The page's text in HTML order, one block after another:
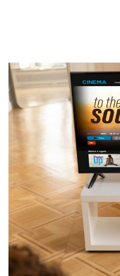
Imagem de capa